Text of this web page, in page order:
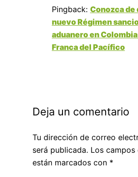
Pingback: Conozca de
nuevo Régimen
aduanero en
Franca del Pacífico
Deja un comentario
Tu dirección de correo
será publicada. Los
están marcados con *